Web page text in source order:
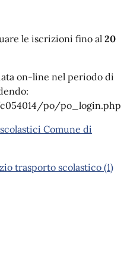
le iscrizioni fino al 20
on-line nel periodo di
po/po_login.php
Comune di
trasporto scolastico (1)